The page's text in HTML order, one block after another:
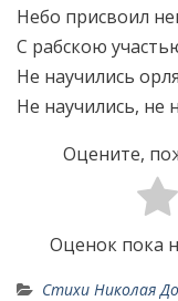
Небо присвоил
С рабскою
Не научились
Не научились, не
Оцените,
Оценок пока
Стихи Николая